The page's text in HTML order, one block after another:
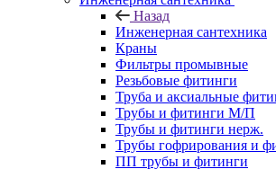
Назад
Инженерная сантехника
Краны
Фильтры промывные
Резьбовые фитинги
Труба и аксиальные
Трубы и фитинги М/П
Трубы и фитинги нерж.
Трубы гофрирования и
ПП трубы и фитинги